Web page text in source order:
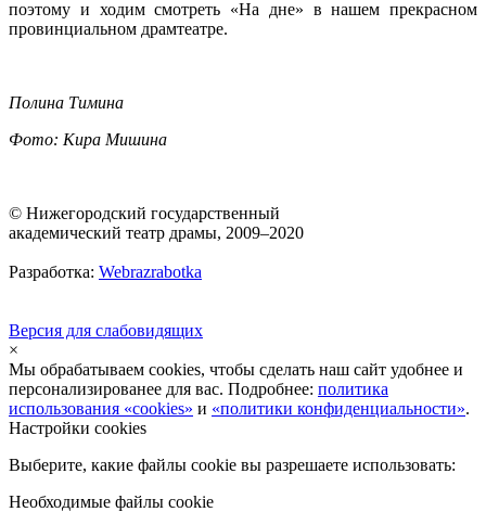
поэтому и ходим смотреть «На дне» в нашем прекрасном
провинциальном драмтеатре.
Полина Тимина
Фото: Кира Мишина
© Нижегородский государственный
академический театр драмы, 2009–2020
Разработка: Webrazrabotka
Версия для слабовидящих
×
Мы обрабатываем cookies, чтобы сделать наш сайт удобнее и
персонализированее для вас. Подробнее: политика
использования «cookies» и «политики конфиденциальности».
Настройки cookies
Выберите, какие файлы cookie вы разрешаете использовать:
Необходимые файлы cookie